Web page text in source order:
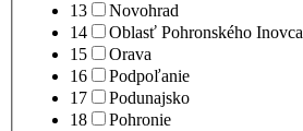
13
Novohrad
14
Oblasť Pohronského Inovca
15
Orava
16
Podpoľanie
17
Podunajsko
18
Pohronie